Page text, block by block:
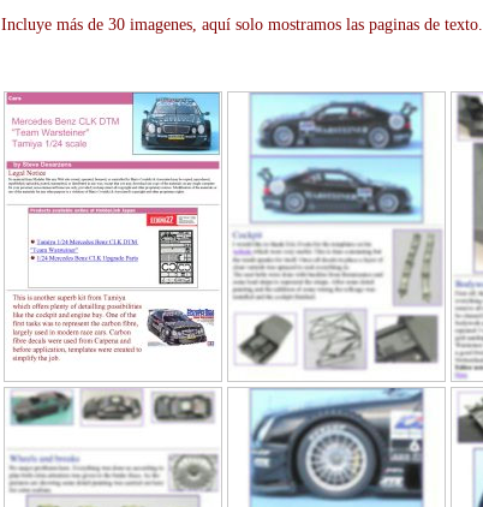
Incluye más de 30 imagenes, aquí solo mostramos las paginas de texto.